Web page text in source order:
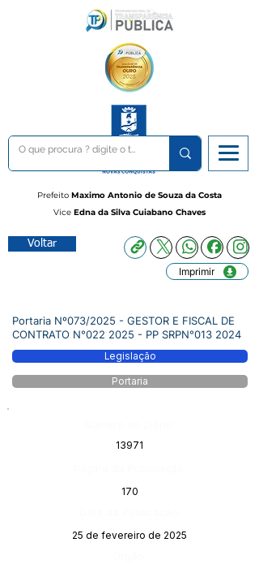
Prefeito Maximo Antonio de Souza da Costa
Vice Edna da Silva Cuiabano Chaves
Voltar
Imprimir
Portaria Nº073/2025 - GESTOR E FISCAL DE
CONTRATO N°022 2025 - PP SRPN°013 2024
Legislação
Portaria
13971
170
25 de fevereiro de 2025